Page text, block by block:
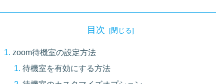
目次
zoom待機室の設定方法
待機室を有効にする方法